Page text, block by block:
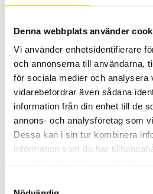
Denna webbplats använder
Vi använder enhetsidentifierare
och annonserna till användarna,
för sociala medier och analysera
vidarebefordrar även sådana
information från din enhet till de
annons- och analysföretag som
Dessa kan i sin tur kombinera
information som du har
CA1875
Simuleringsenhet för utbildning
15,995.00 KR